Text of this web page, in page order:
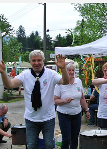
Podpora rozvoja obecnej knižnice
Predajná (rok 2022)